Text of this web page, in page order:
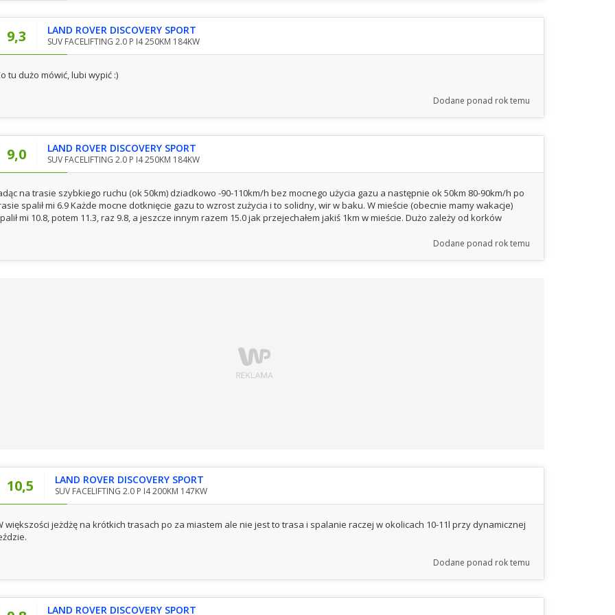
9,3 LAND ROVER DISCOVERY SPORT
SUV FACELIFTING 2.0 P I4 250KM 184KW
tu dużo mówić, lubi wypić :)
Dodane ponad rok temu
9,0 LAND ROVER DISCOVERY SPORT
SUV FACELIFTING 2.0 P I4 250KM 184KW
na trasie szybkiego ruchu (ok 50km) dziadkowo -90-110km/h bez mocnego użycia gazu a następnie ok 50km 80-90km/h po
spalił mi 6.9 Każde mocne dotknięcie gazu to wzrost zużycia i to solidny, wir w baku. W mieście (obecnie mamy wakacje)
mi 10.8, potem 11.3, raz 9.8, a jeszcze innym razem 15.0 jak przejechałem jakiś 1km w mieście. Dużo zależy od korków
Dodane ponad rok temu
10,5 LAND ROVER DISCOVERY SPORT
SUV FACELIFTING 2.0 P I4 200KM 147KW
większości jeżdżę na krótkich trasach po za miastem ale nie jest to trasa i spalanie raczej w okolicach 10-11l przy dynamicznej
Dodane ponad rok temu
LAND ROVER DISCOVERY SPORT